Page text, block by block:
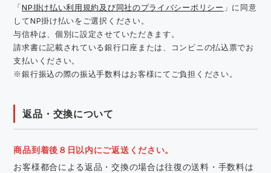
「NP掛け払い利用規約及び同社のプライバシーポリシー 」に同意
してNP掛け払いをご選択ください。
与信枠は、個別に設定させていただきます。
請求書に記載されている銀行口座または、コンビニの払込票でお
支払いください。
※銀行振込の際の振込手数料はお客様にてご負担ください。
返品・交換について
商品到着後８日以内にご返送ください。
お客様都合による返品・交換の場合は往復の送料・手数料は